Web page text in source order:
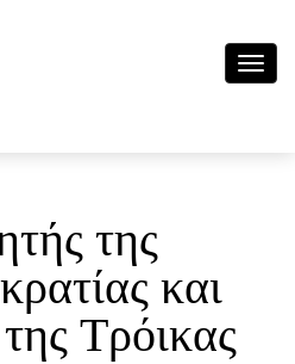
της
και
Τρόικας